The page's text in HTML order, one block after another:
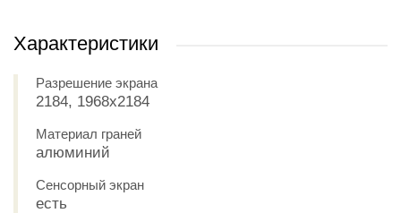
Характеристики
Разрешение экрана
2184, 1968x2184
Материал граней
алюминий
Сенсорный экран
есть